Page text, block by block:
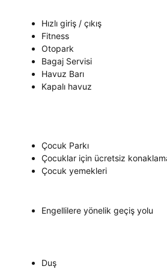
Hızlı giriş / çıkış
Fitness
Otopark
Bagaj Servisi
Havuz Barı
Kapalı havuz
Çocuk Parkı
Çocuklar için ücretsiz
Çocuk yemekleri
Engellilere yönelik geçiş yolu
Duş